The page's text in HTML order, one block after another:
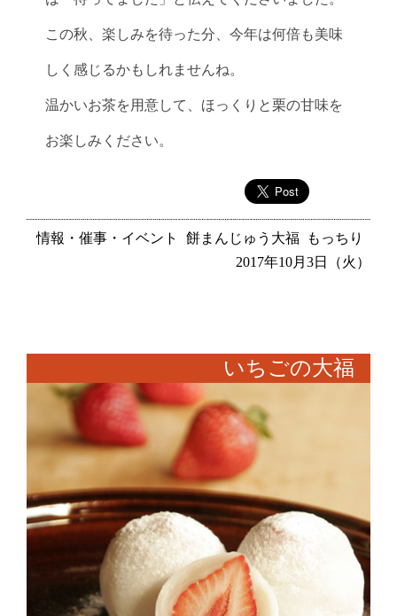
この秋、楽しみを待った分、今年は何倍も美味
しく感じるかもしれませんね。
温かいお茶を用意して、ほっくりと栗の甘味を
お楽しみください。
情報・催事・イベント 餅まんじゅう大福
もっちり
2017年10月3日（火）
いちごの大福